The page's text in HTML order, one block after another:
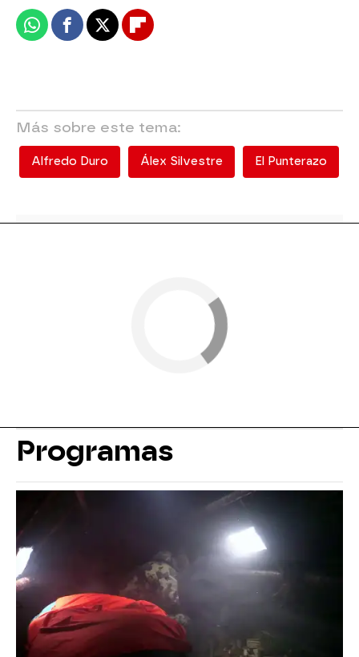
WhatsappFacebook
X Flipboard
Más sobre este tema:
Alfredo Duro Álex Silvestre El Punterazo
Programas